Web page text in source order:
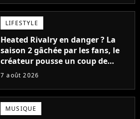
LIFESTYLE
Heated Rivalry en danger ? La
saison 2 gâchée par les fans, le
créateur pousse un coup de
gueule
7 août 2026
MUSIQUE